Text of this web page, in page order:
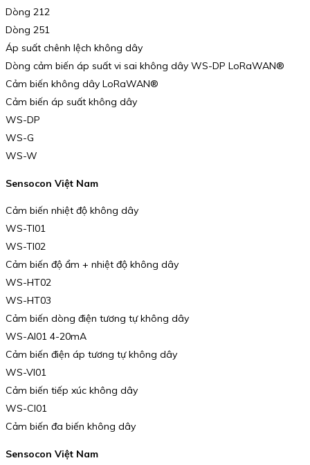
Dòng 212
Dòng 251
Áp suất chênh lệch không dây
Dòng cảm biến áp suất vi sai không dây WS-DP LoRaWAN®
Cảm biến không dây LoRaWAN®
Cảm biến áp suất không dây
WS-DP
WS-G
WS-W
Sensocon Việt Nam
Cảm biến nhiệt độ không dây
WS-TI01
WS-TI02
Cảm biến độ ẩm + nhiệt độ không dây
WS-HT02
WS-HT03
Cảm biến dòng điện tương tự không dây
WS-AI01 4-20mA
Cảm biến điện áp tương tự không dây
WS-VI01
Cảm biến tiếp xúc không dây
WS-CI01
Cảm biến đa biến không dây
Sensocon Việt Nam